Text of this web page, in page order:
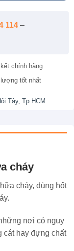
114 –
chính hãng
tốt nhất
Tây, Tp HCM
cháy
cháy, dùng hốt
nơi có nguy
cát hay đựng chất